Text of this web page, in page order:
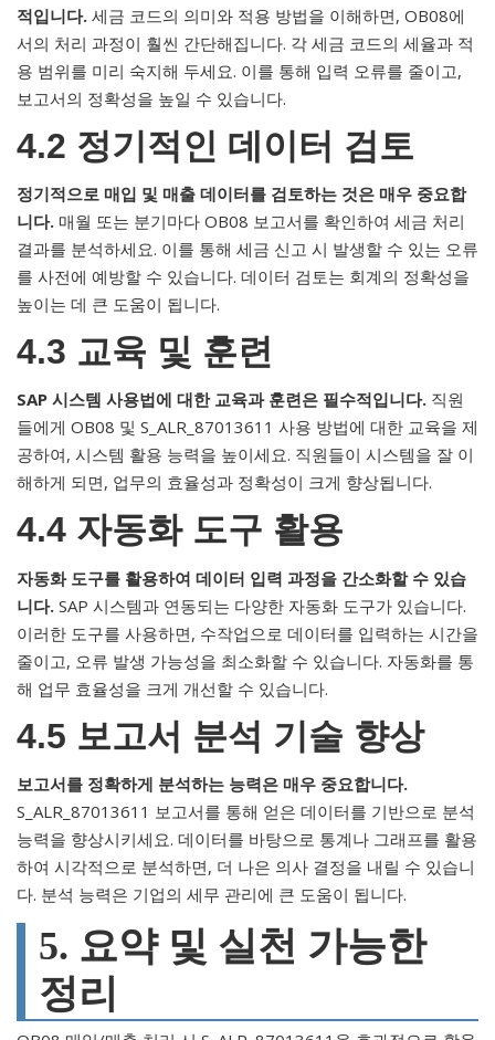
적입니다. 세금 코드의 의미와 적용 방법을 이해하면, OB08에
서의 처리 과정이 훨씬 간단해집니다. 각 세금 코드의 세율과 적
용 범위를 미리 숙지해 두세요. 이를 통해 입력 오류를 줄이고,
보고서의 정확성을 높일 수 있습니다.
4.2 정기적인 데이터 검토
정기적으로 매입 및 매출 데이터를 검토하는 것은 매우 중요합
니다. 매월 또는 분기마다 OB08 보고서를 확인하여 세금 처리
결과를 분석하세요. 이를 통해 세금 신고 시 발생할 수 있는 오류
를 사전에 예방할 수 있습니다. 데이터 검토는 회계의 정확성을
높이는 데 큰 도움이 됩니다.
4.3 교육 및 훈련
SAP 시스템 사용법에 대한 교육과 훈련은 필수적입니다. 직원
들에게 OB08 및 S_ALR_87013611 사용 방법에 대한 교육을 제
공하여, 시스템 활용 능력을 높이세요. 직원들이 시스템을 잘 이
해하게 되면, 업무의 효율성과 정확성이 크게 향상됩니다.
4.4 자동화 도구 활용
자동화 도구를 활용하여 데이터 입력 과정을 간소화할 수 있습
니다. SAP 시스템과 연동되는 다양한 자동화 도구가 있습니다.
이러한 도구를 사용하면, 수작업으로 데이터를 입력하는 시간을
줄이고, 오류 발생 가능성을 최소화할 수 있습니다. 자동화를 통
해 업무 효율성을 크게 개선할 수 있습니다.
4.5 보고서 분석 기술 향상
보고서를 정확하게 분석하는 능력은 매우 중요합니다.
S_ALR_87013611 보고서를 통해 얻은 데이터를 기반으로 분석
능력을 향상시키세요. 데이터를 바탕으로 통계나 그래프를 활용
하여 시각적으로 분석하면, 더 나은 의사 결정을 내릴 수 있습니
다. 분석 능력은 기업의 세무 관리에 큰 도움이 됩니다.
5. 요약 및 실천 가능한
정리